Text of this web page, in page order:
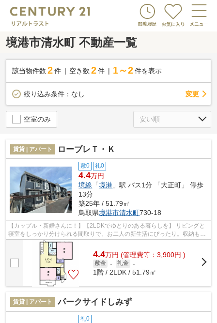
境港市清水町 不動産一覧
該当物件数 2件 空き数 2 件 1～2 件を表示
絞り込み条件： なし 変更
空室のみ
賃貸 | アパート ローブレＴ・Ｋ
敷0 礼0
4.4万円
境線 「境港 」駅 バス1分 「大正町」 停歩
13分
築25年 / 51.79㎡
鳥取県境港市清水町730-18
【カップル・新婚さんに！】【2LDKでゆとりのある暮らしを】 リビングと
寝室をしっかり分けられる間取りで、お二人の新生活にぴったり。収納も多
く、荷物が増えても安心です。
4.4万円 (管理費等：3,900円 )
敷金 - 礼金 -
1階 / 2LDK / 51.79㎡
賃貸 | アパート パークサイドしみず
礼0